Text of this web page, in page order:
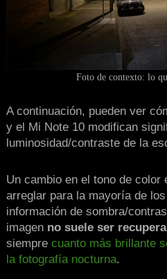
Foto de contexto: lo
A continuación, pueden ver
y el Mi Note 10 modifican
luminosidad/contraste de la
Un cambio en el tono de color
arreglar para la mayoría de
información de sombra/
imagen no suele ser
siempre cuanto más brillante
la fotografía nocturna.